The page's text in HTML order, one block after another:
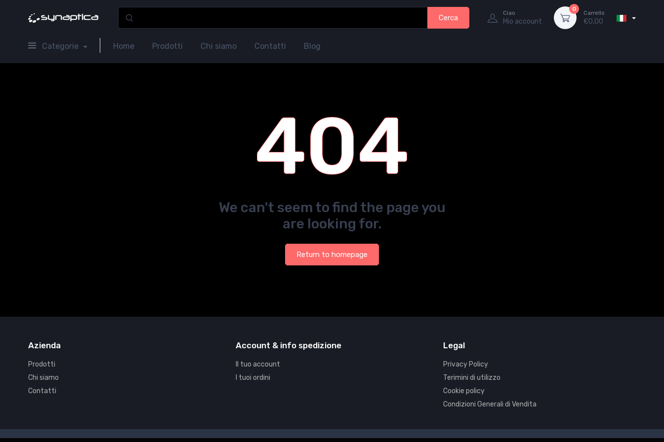
Cerca
Ciao
Mio account
0
Carrello
€0,00
Categorie Home Prodotti Chi siamo Contatti Blog
404
We can't seem to find the page you
are looking for.
Return to homepage
Azienda
Prodotti
Chi siamo
Contatti
Account & info spedizione
Il tuo account
I tuoi ordini
Legal
Privacy Policy
Terimini di utilizzo
Cookie policy
Condizioni Generali di Vendita